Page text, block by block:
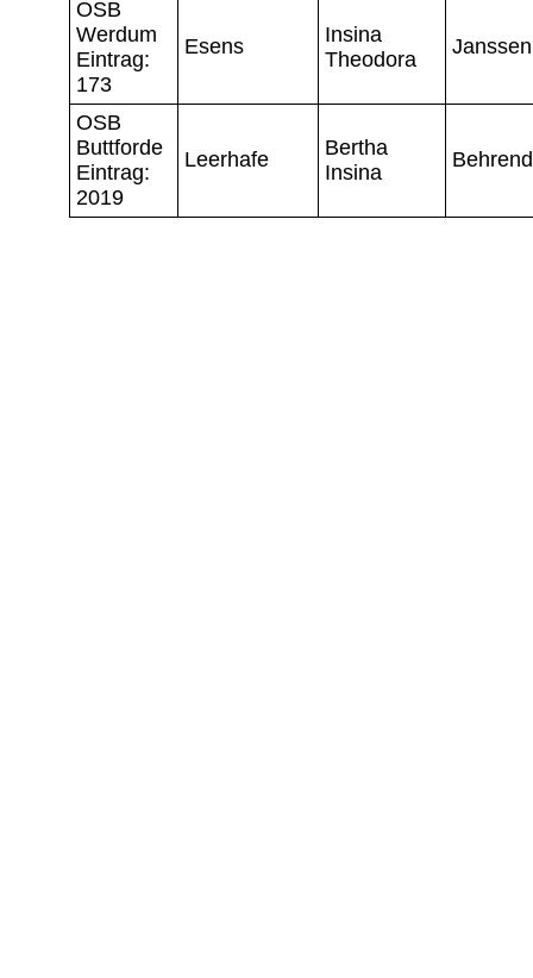
OSB
Werdum
Eintrag:
173
Esens
Insina
Theodora
Janssen
OSB
Buttforde
Eintrag:
2019
Leerhafe
Bertha
Insina